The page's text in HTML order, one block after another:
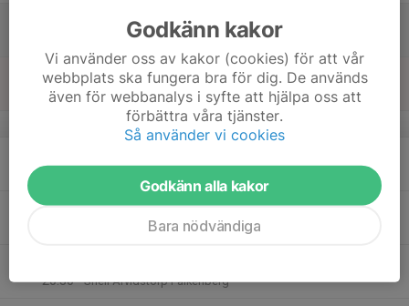
09:00
15:00
Distans CK Bure Norra
Coop Slätten Falkenberg
v.25
Mån
18:00
Tävling Röd (A)
Galgberget Landalavägen
20:30
Shell Arvidstorp Falkenberg
Godkänn kakor
Vi använder oss av kakor (cookies) för att vår
webbplats ska fungera bra för dig. De används
även för webbanalys i syfte att hjälpa oss att
förbättra våra tjänster.
Så använder vi cookies
Godkänn alla kakor
Bara nödvändiga